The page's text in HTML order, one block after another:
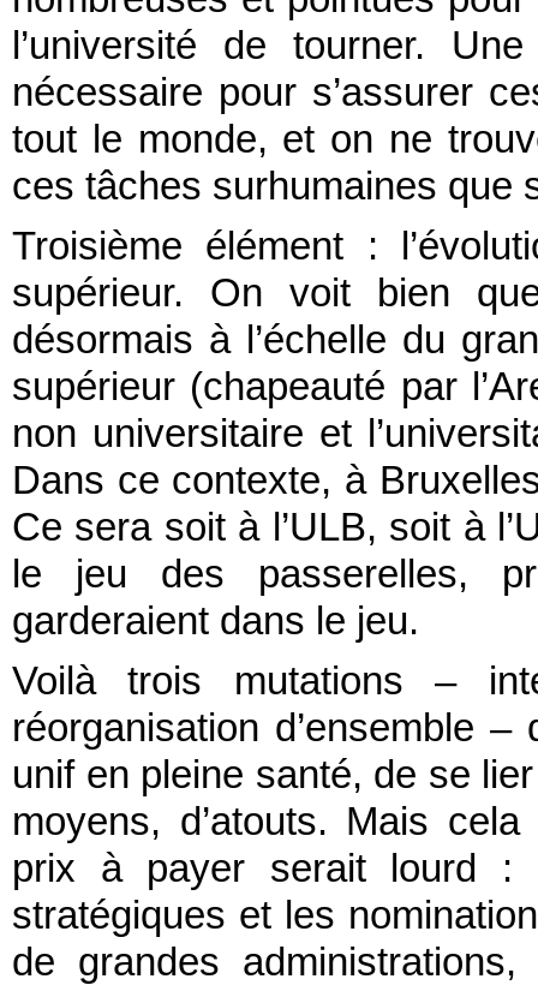
l’université de tourner.
nécessaire pour s’assurer
tout le monde, et on ne
ces tâches surhumaines que
Troisième élément :
supérieur. On voit bien
désormais à l’échelle du
supérieur (chapeauté par
non universitaire et
Dans ce contexte, à
Ce sera soit à l’ULB, soit à
le jeu des passerelles,
garderaient dans le jeu.
Voilà trois mutations –
réorganisation d’ensemble
unif en pleine santé, de se
moyens, d’atouts. Mais
prix à payer serait lourd :
stratégiques et les
de grandes